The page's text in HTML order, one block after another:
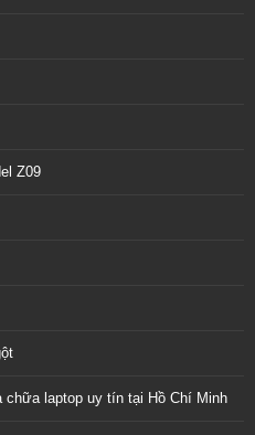
Z09
chữa laptop uy tín tại Hồ Chí Minh